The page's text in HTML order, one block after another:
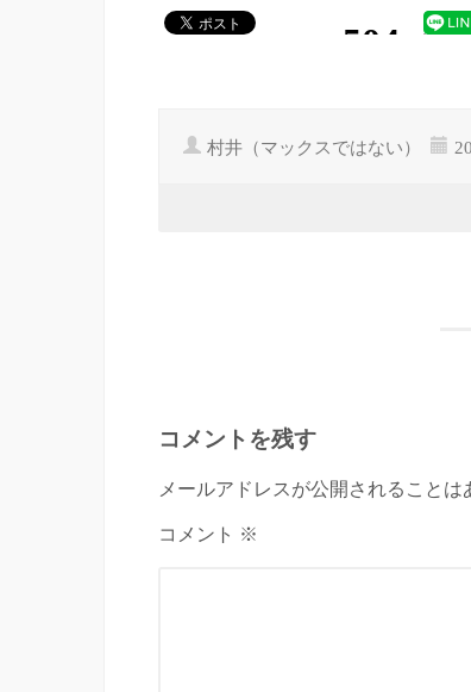
村井（マックスではない）
コメントを残す
メールアドレスが公開されること
コメント ※